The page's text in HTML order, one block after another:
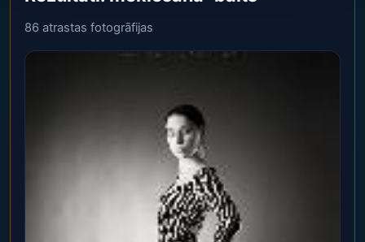
86 atrastas fotogrāfijas